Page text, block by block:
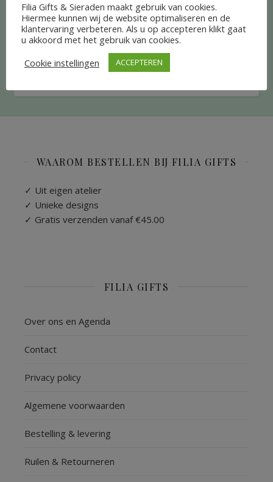
LEES VERDER
WAAROM BESTELLEN BIJ FILIA GIFTS
✓ Uit eigen atelier
✓ Unieke designs
✓ Gratis verzenden vanaf €45.00
FILIA GIFTS
Over ons en Agenda
Contact
Privacy policy
Algemene voorwaarden
Bestelling & levering
Ruilen & Retourneren
Filia Gifts & Sieraden maakt gebruik van cookies.
Hiermee kunnen wij de website optimaliseren en de
klantervaring verbeteren. Als u op accepteren klikt gaat
u akkoord met het gebruik van cookies.
Cookie instellingen
ACCEPTEREN